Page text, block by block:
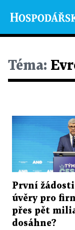
Téma:
První žádosti
úvěry pro
přes pět
dosáhne?